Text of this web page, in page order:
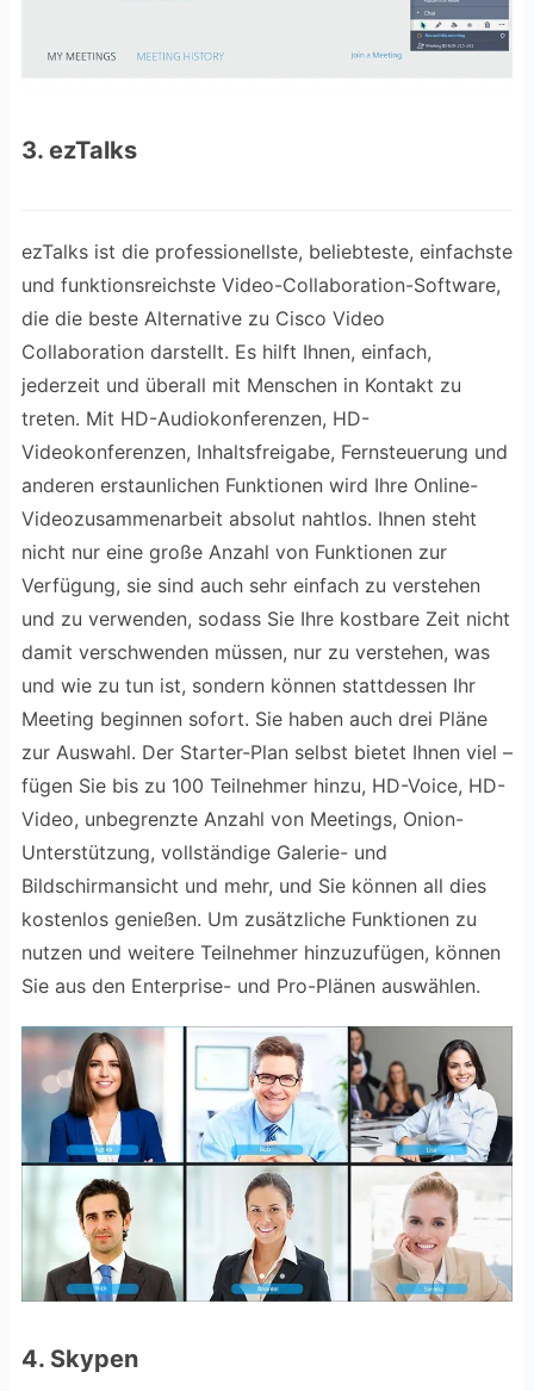
3. ezTalks
ezTalks ist die professionellste, beliebteste, einfachste
und funktionsreichste Video-Collaboration-Software,
die die beste Alternative zu Cisco Video
Collaboration darstellt. Es hilft Ihnen, einfach,
jederzeit und überall mit Menschen in Kontakt zu
treten. Mit HD-Audiokonferenzen, HD-
Videokonferenzen, Inhaltsfreigabe, Fernsteuerung und
anderen erstaunlichen Funktionen wird Ihre Online-
Videozusammenarbeit absolut nahtlos. Ihnen steht
nicht nur eine große Anzahl von Funktionen zur
Verfügung, sie sind auch sehr einfach zu verstehen
und zu verwenden, sodass Sie Ihre kostbare Zeit nicht
damit verschwenden müssen, nur zu verstehen, was
und wie zu tun ist, sondern können stattdessen Ihr
Meeting beginnen sofort. Sie haben auch drei Pläne
zur Auswahl. Der Starter-Plan selbst bietet Ihnen viel –
fügen Sie bis zu 100 Teilnehmer hinzu, HD-Voice, HD-
Video, unbegrenzte Anzahl von Meetings, Onion-
Unterstützung, vollständige Galerie- und
Bildschirmansicht und mehr, und Sie können all dies
kostenlos genießen. Um zusätzliche Funktionen zu
nutzen und weitere Teilnehmer hinzuzufügen, können
Sie aus den Enterprise- und Pro-Plänen auswählen.
4. Skypen